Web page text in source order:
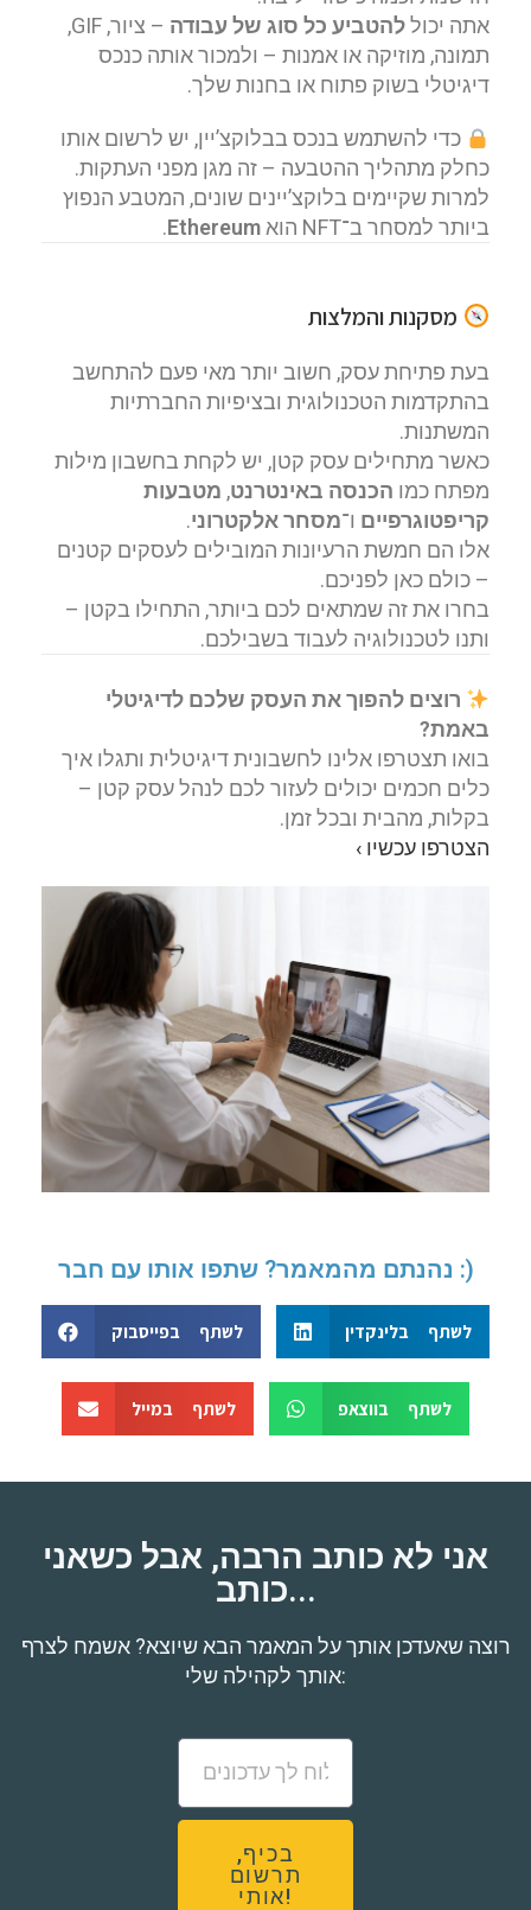
אתה יכוללהטביע כל סוג של עבודה
– ציור, GIF,
תמונה, מוזיקה או אמנות – ולמכור אותה כנכס
דיגיטלי בשוק פתוח או בחנות שלך.
כדי להשתמש בנכס בבלוקצ’יין, יש לרשום אותו
כחלק מתהליך ההטבעה – זה מגן מפני העתקות.
למרות שקיימים בלוקצ’יינים שונים, המטבע הנפוץ
ביותר למסחר ב־NFT הוא
Ethereum
.
מסקנות והמלצות
בעת פתיחת עסק, חשוב יותר מאי פעם להתחשב
בהתקדמות הטכנולוגית ובציפיות החברתיות
המשתנות.
כאשר מתחילים עסק קטן, יש לקחת בחשבון מילות
מפתח כמו הכנסה באינטרנט, מטבעות
קריפטוגרפיים ו־מסחר אלקטרוני.
אלו הם חמשת הרעיונות המובילים לעסקים קטנים
– כולם כאן לפניכם.
בחרו את זה שמתאים לכם ביותר, התחילו בקטן –
ותנו לטכנולוגיה לעבוד בשבילכם.
רוצים להפוך את העסק שלכם לדיגיטלי
באמת?
בואו תצטרפו אלינו לחשבונית דיגיטלית ותגלו איך
כלים חכמים יכולים לעזור לכם לנהל עסק קטן –
בקלות, מהבית ובכל זמן.
הצטרפו עכשיו ›
נהנתם מהמאמר? שתפו אותו עם חבר :)
לשתף בפייסבוק לשתף בלינקדין
לשתף במייל לשתף בווצאפ
אני לא כותב הרבה, אבל כשאני
כותב...
רוצה שאעדכן אותך על המאמר הבא שיוצא? אשמח לצרף
אותך לקהילה שלי:
בכיף,
תרשום
אותי!